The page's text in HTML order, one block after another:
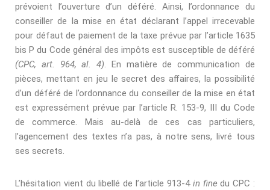
prévoient l’ouverture d’un déféré. Ainsi, l’ordonnance du
conseiller de la mise en état déclarant l’appel irrecevable
pour défaut de paiement de la taxe prévue par l’article 1635
bis P du Code général des impôts est susceptible de déféré
(CPC, art. 964, al. 4). En matière de communication de
pièces, mettant en jeu le secret des aﬀaires, la possibilité
d’un déféré de l’ordonnance du conseiller de la mise en état
est expressément prévue par l’article R. 153-9, III du Code
de commerce. Mais au-delà de ces cas particuliers,
l’agencement des textes n’a pas, à notre sens, livré tous
ses secrets.
L’hésitation vient du libellé de l’article 913-4 in ﬁnedu CPC :